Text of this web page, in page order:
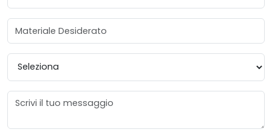
Materiale Desiderato
Provincia
Messaggio